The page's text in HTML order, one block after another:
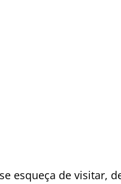
esqueça de visitar,